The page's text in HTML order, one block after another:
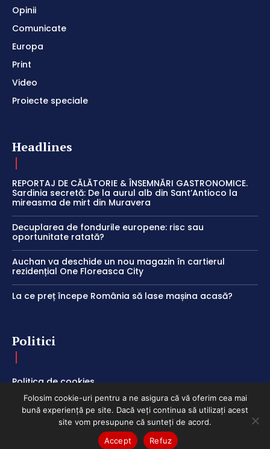
Opinii
Comunicate
Europa
Print
Video
Proiecte speciale
Headlines
REPORTAJ DE CĂLĂTORIE & ÎNSEMNĂRI GASTRONOMICE.
Sardinia secretă: De la aurul alb din Sant’Antioco la
mireasma de mirt din Muravera
Decuplarea de fondurile europene: risc sau
oportunitate ratată?
Auchan va deschide un nou magazin în cartierul
rezidențial One Floreasca City
La ce preț începe România să lase mașina acasă?
Politici
Politica de cookies
Termeni și Condiții
Politica de Confidențialitate
Folosim cookie-uri pentru a ne asigura că vă oferim cea mai
bună experiență pe site. Dacă veți continua să utilizați acest
site vom presupune că sunteți de acord.
Accept
Refuz